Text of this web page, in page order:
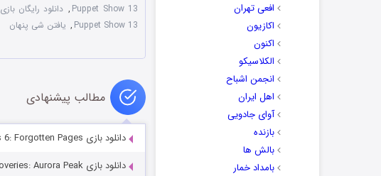
افعی تهران
اکازیون
اکنون
الکلاسیکو
انجمن اشباح
اهل ایران
آوای جادویی
بازنده
بالش ها
بامداد خمار
Puppet Show 13
, دانلود رایگان بازی
Puppet Show 13
, یافتن شی پنهان
مطالب پیشنهادی
دانلود بازی Nevertales 6: Forgotten Pages
دانلود بازی Strange Discoveries: Aurora Peak